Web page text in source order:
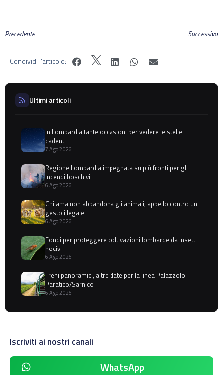
Precedente Successivo
Condividi l'articolo:
Ultimi articoli
In Lombardia tante occasioni per vedere le stelle
cadenti
7 Ago 2026
Regione Lombardia impegnata su più fronti per gli
incendi boschivi
6 Ago 2026
Chi ama non abbandona gli animali, appello contro un
gesto illegale
6 Ago 2026
Fondi per proteggere coltivazioni lombarde da insetti
nocivi
6 Ago 2026
Treni panoramici, altre date per la linea Palazzolo-
Paratico/Sarnico
6 Ago 2026
Iscriviti ai nostri canali
WhatsApp